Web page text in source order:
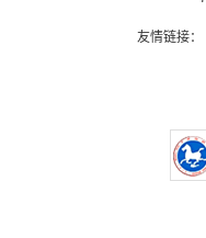
友情链接：